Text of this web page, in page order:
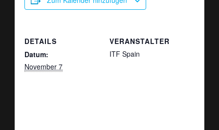
DETAILS
Datum:
November 7
VERANSTALTER
ITF Spain